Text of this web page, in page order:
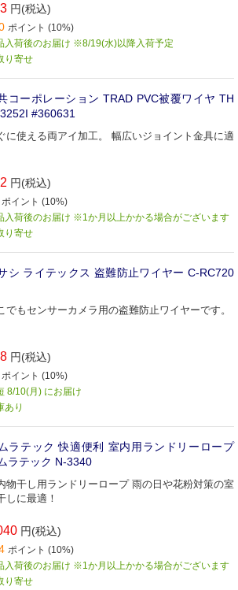
円(税込)
ポイント (10%)
入荷後のお届け ※8/19(水)以降入荷予定
り寄せ
コーポレーション TRAD PVC被覆ワイヤ TH
#360631
に使える両アイ加工。 幅広いジョイント金具に適
円(税込)
ポイント (10%)
入荷後のお届け ※1か月以上かかる場合がございます
り寄せ
シ ライテックス 盗難防止ワイヤー C-RC720
でもセンサーカメラ用の盗難防止ワイヤーです。
円(税込)
ポイント (10%)
8/10(月) にお届け
あり
ラテック 快適便利 室内用ランドリーロープ
ラテック N-3340
物干し用ランドリーロープ 雨の日や花粉対策の室
しに最適！
円(税込)
ポイント (10%)
入荷後のお届け ※1か月以上かかる場合がございます
り寄せ